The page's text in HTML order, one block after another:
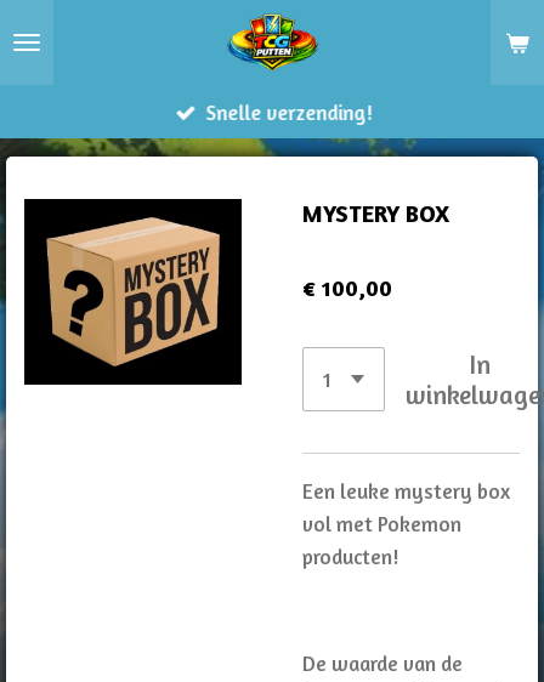
hoofdinhoud
Snelle verzending!
MYSTERY BOX
€ 100,00
In
Een leuke mystery box
vol met Pokemon
producten!
De waarde van de